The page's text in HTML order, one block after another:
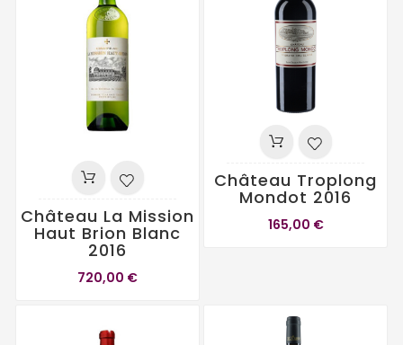
Château La Mission
Haut Brion Blanc
2016
720,00 €
Château Troplong
Mondot 2016
165,00 €